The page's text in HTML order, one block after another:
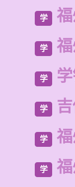
学
学
学
学
学
学